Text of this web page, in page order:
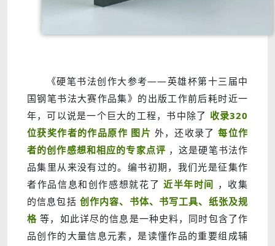
《硬笔书法创作大参考——英雄杯第十三届中
国钢笔书法大赛作品集》的出版工作前后耗时近一
年，可以说是一个巨大的工程，书中除了 收录320
位获奖作者的作品原作 图片 外，还收录了每位作
者的创作感想和相应的专家点评 ，这是硬笔书法作
品集里从来没有过的。编书初期，我们光是征集作
者作品信息和创作感想就花了 近半年时间 ，收集
的信息包括 创作内容、书体、书写工具、纸张及规
格等，如此详尽的信息是一种史料，同时包含了作
品创作的大量信息元素，是读懂作品的重要组成辅